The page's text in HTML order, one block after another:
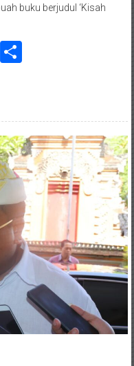
buku berjudul ‘Kisah
Share